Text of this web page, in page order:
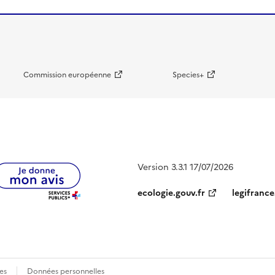
Commission européenne Species+
Version 3.3.1 17/07/2026
ecologie.gouv.fr
Données personnelles